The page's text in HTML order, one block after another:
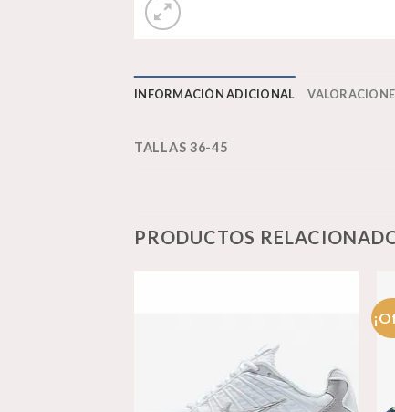
INFORMACIÓN ADICIONAL
TALLAS 36-45
PRODUCTOS
lista de
deseos